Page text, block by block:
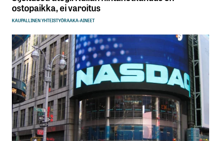
ostopaikka, ei varoitus
KAUPALLINEN YHTEISTYÖRAAKA-AINEET